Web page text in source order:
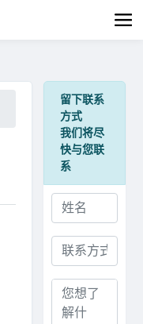
留下联系
方式
我们将尽
快与您联
系